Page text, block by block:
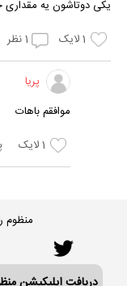
یکی دوتاشون یه مقداری
1لایک 1نظر
پریا
موافقم باهات
1لایک
منظوم